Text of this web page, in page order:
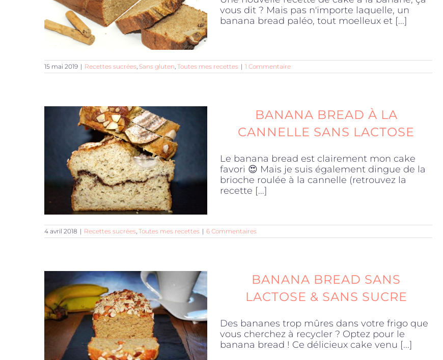
vous dit ? Mais pas n'importe laquelle, un
banana bread paléo, tout moelleux et [...]
15 mai 2019 | Recettes sucrées, Sans gluten, Toutes mes recettes | 1 Commentaire
BANANA BREAD À LA
CANNELLE SANS LACTOSE
Le banana bread est clairement mon cake
favori 😍 Mais je suis également dingue de la
brioche roulée à la cannelle (retrouvez la
recette [...]
4 avril 2018 | Recettes sucrées, Toutes mes recettes | 6 Commentaires
BANANA BREAD SANS
LACTOSE & SANS SUCRE
Des bananes trop mûres dans votre frigo que
vous cherchez à recycler ? Optez pour le
banana bread ! Ce délicieux cake venu [...]